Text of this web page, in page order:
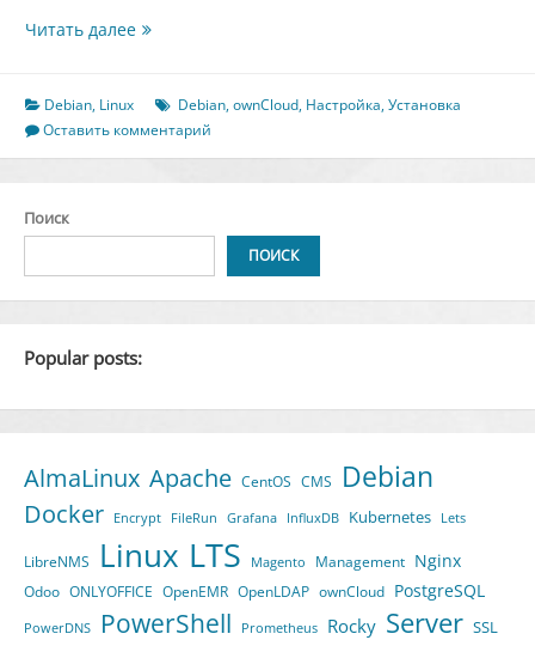
Читать далееУстановка
OwnCloud
в
Debian
Debian, Linux Debian,ownCloud, Настройка,Установка
Оставить комментарий
Поиск
ПОИСК
Popular posts:
AlmaLinux Apache CentOS CMS Debian
Docker Encrypt FileRun Grafana InfluxDB Kubernetes Lets
LibreNMS Linux LTS Magento Management Nginx
Odoo ONLYOFFICE OpenEMR OpenLDAP ownCloud PostgreSQL
PowerDNS PowerShell Prometheus Rocky Server SSL